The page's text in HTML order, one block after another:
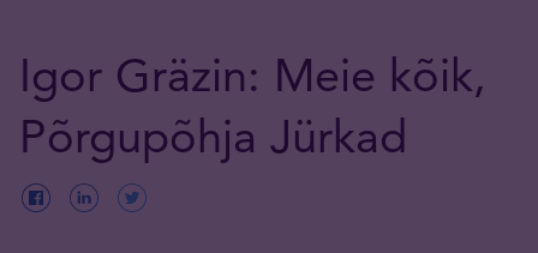
Igor Gräzin: Meie kõik,
Põrgupõhja Jürkad